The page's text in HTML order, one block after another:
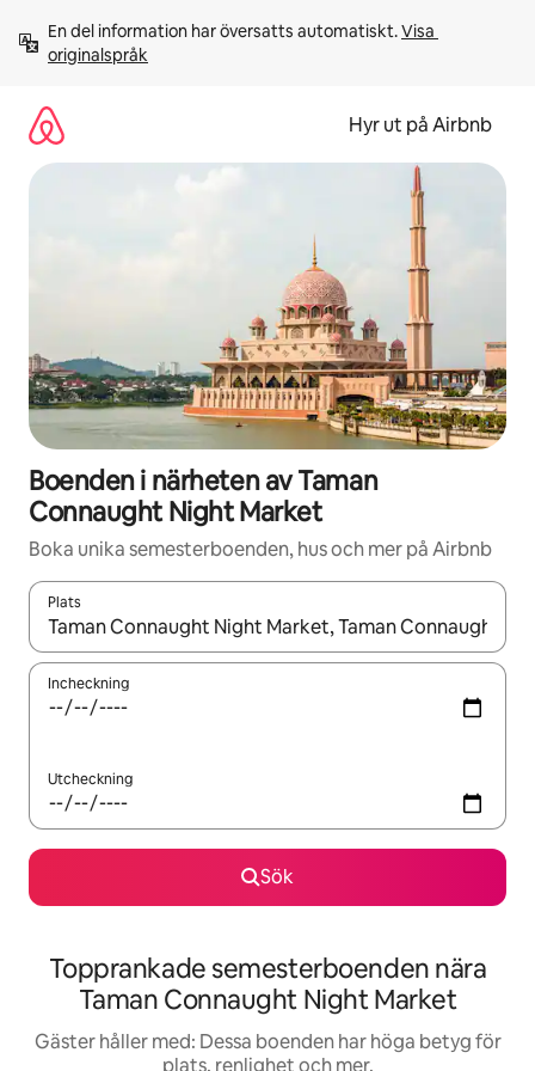
innehåll
En del information har översatts automatiskt. Visa
originalspråk
Hyr ut på Airbnb
Boenden i närheten av Taman
Connaught Night Market
Boka unika semesterboenden, hus och mer på Airbnb
Plats
När resultaten är tillgängliga kan du navigera med upp- och
Incheckning
Utcheckning
Sök
Topprankade semesterboenden nära
Taman Connaught Night Market
Gäster håller med: Dessa boenden har höga betyg för
plats, renlighet och mer.